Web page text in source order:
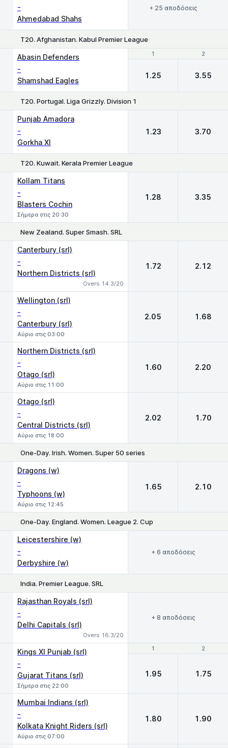
-
Ahmedabad Shahs
+ 25 αποδόσεις
T20. Afghanistan. Kabul Premier League
1 2
Abasin Defenders
-
Shamshad Eagles
1 2
1.25 3.55
T20. Portugal. Liga Grizzly. Division 1
Punjab Amadora
-
Gorkha XI
1.23 3.70
T20. Kuwait. Kerala Premier League
Kollam Titans
-
Blasters Cochin
Σήμερα στις 20:30
1.28 3.35
New Zealand. Super Smash. SRL
Canterbury (srl)
-
Northern Districts (srl)
Overs 14.3/20
1.72 2.12
Wellington (srl)
-
Canterbury (srl)
Αύριο στις 03:00
2.05 1.68
Northern Districts (srl)
-
Otago (srl)
Αύριο στις 11:00
1.60 2.20
Otago (srl)
-
Central Districts (srl)
Αύριο στις 18:00
2.02 1.70
One-Day. Irish. Women. Super 50 series
Dragons (w)
-
Typhoons (w)
Αύριο στις 12:45
1.65 2.10
One-Day. England. Women. League 2. Cup
Leicestershire (w)
-
Derbyshire (w)
+ 6 αποδόσεις
India. Premier League. SRL
Rajasthan Royals (srl)
-
Delhi Capitals (srl)
Overs 16.3/20
+ 8 αποδόσεις
1 2
Kings XI Punjab (srl)
-
Gujarat Titans (srl)
Σήμερα στις 22:00
1 2
1.95 1.75
Mumbai Indians (srl)
-
Kolkata Knight Riders (srl)
Αύριο στις 07:00
1.80 1.90